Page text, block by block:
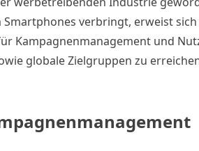
verbringt, erweist
Kampagnenmanagement und
globale Zielgruppen zu